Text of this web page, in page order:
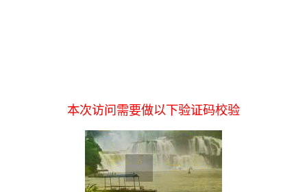
本次访问需要做以下验证码校验